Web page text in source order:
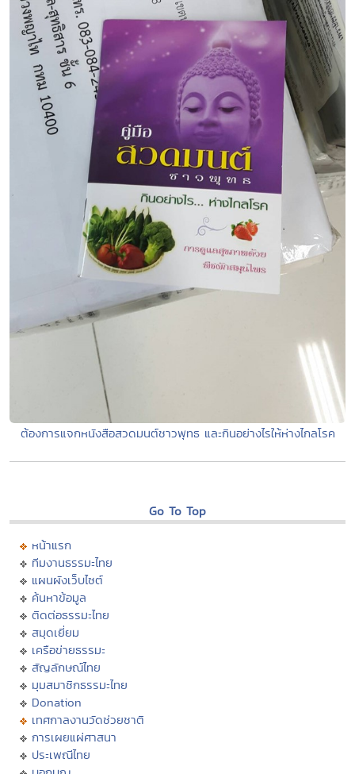
ต้องการแจกหนังสือสวดมนต์ชาวพุทธ และกินอย่างไรให้ห่างไกลโรค
Go To Top
หน้าแรก
ทีมงานธรรมะไทย
แผนผังเว็บไซต์
ค้นหาข้อมูล
ติดต่อธรรมะไทย
สมุดเยี่ยม
เครือข่ายธรรมะ
สัญลักษณ์ไทย
มุมสมาชิกธรรมะไทย
Donation
เทศกาลงานวัดช่วยชาติ
การเผยแผ่ศาสนา
ประเพณีไทย